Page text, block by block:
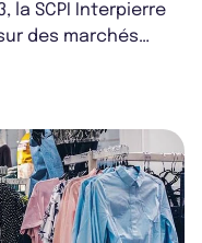
la SCPI Interpierre
des marchés